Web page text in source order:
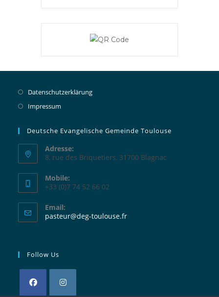
DatenschutzerklärungOpens
new
Impressum
a
tab
Deutsche Evangelische Gemeinde Toulouse
Adresse:
8, rue des Briquetiers, 31700 Blagnac
Mobile:
+33 (0)7 74 52 66 02
Email:
pasteur@deg-toulouse.frOpens
Follow Us